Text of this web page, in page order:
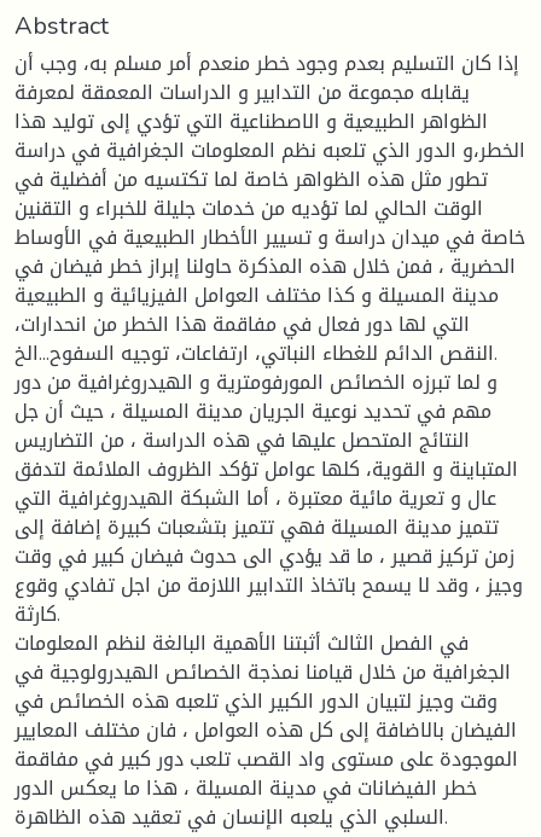
Abstract
إذا كان التسليم بعدم وجود خطر منعدم أمر مسلم به، وجب أن
يقابله مجموعة من التدابير و الدراسات المعمقة لمعرفة
الظواهر الطبيعية و الاصطناعية التي تؤدي إلى توليد هذا
الخطر،و الدور الذي تلعبه نظم المعلومات الجغرافية في دراسة
تطور مثل هذه الظواهر خاصة لما تكتسيه من أفضلية في
الوقت الحالي لما تؤديه من خدمات جليلة للخبراء و التقنين
خاصة في ميدان دراسة و تسيير الأخطار الطبيعية في الأوساط
الحضرية ، فمن خلال هذه المذكرة حاولنا إبراز خطر فيضان في
مدينة المسيلة و كذا مختلف العوامل الفيزيائية و الطبيعية
التي لها دور فعال في مفاقمة هذا الخطر من انحدارات،
النقص الدائم للغطاء النباتي، ارتفاعات، توجيه السفوح...الخ.
و لما تبرزه الخصائص المورفومترية و الهيدروغرافية من دور
مهم في تحديد نوعية الجريان مدينة المسيلة ، حيث أن جل
النتائج المتحصل عليها في هذه الدراسة ، من التضاريس
المتباينة و القوية، كلها عوامل تؤكد الظروف الملائمة لتدفق
عال و تعرية مائية معتبرة ، أما الشبكة الهيدروغرافية التي
تتميز مدينة المسيلة فهي تتميز بتشعبات كبيرة إضافة إلى
زمن تركيز قصير ، ما قد يؤدي الى حدوث فيضان كبير في وقت
وجيز ، وقد لا يسمح باتخاذ التدابير اللازمة من اجل تفادي وقوع
كارثة.
في الفصل الثالث أثبتنا الأهمية البالغة لنظم المعلومات
الجغرافية من خلال قيامنا نمذجة الخصائص الهيدرولوجية في
وقت وجيز لتبيان الدور الكبير الذي تلعبه هذه الخصائص في
الفيضان بالاضافة إلى كل هذه العوامل ، فان مختلف المعايير
الموجودة على مستوى واد القصب تلعب دور كبير في مفاقمة
خطر الفيضانات في مدينة المسيلة ، هذا ما يعكس الدور
السلبي الذي يلعبه الإنسان في تعقيد هذه الظاهرة.